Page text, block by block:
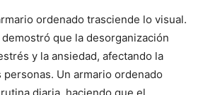
ordenado trasciende lo visual.
que la desorganización
y la ansiedad, afectando la
Un armario ordenado